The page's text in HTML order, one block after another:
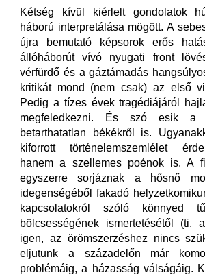
Kétség kívül kiérlelt gondolatok
háború interpretálása mögött. A
újra bemutató képsorok erős
állóháborút vívó nyugati front
vérfürdő és a gáztámadás
kritikát mond (nem csak) az első
Pedig a tízes évek tragédiájáról
megfeledkezni. És szó esik a
betarthatatlan békékről is.
kiforrott történelemszemlélet
hanem a szellemes poénok is. A
egyszerre sorjáznak a hősnő
idegenségéből fakadó
kapcsolatokról szóló könnyed
bölcsességének ismertetésétől (ti.
igen, az örömszerzéshez nincs
eljutunk a századelőn már
problémáig, a házasság válságáig.